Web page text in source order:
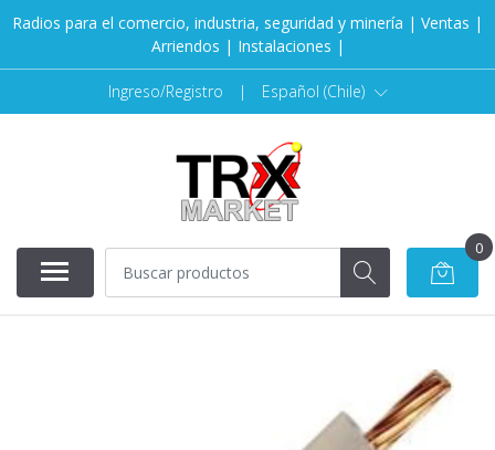
Radios para el comercio, industria, seguridad y minería | Ventas |
Arriendos | Instalaciones |
Ingreso/Registro | Español (Chile)
0